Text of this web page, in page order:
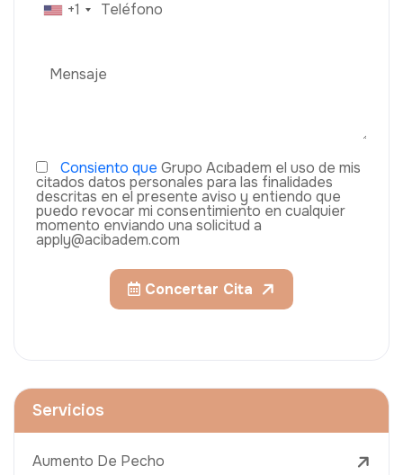
+1
Consiento que Grupo Acıbadem el uso de mis
citados datos personales para las finalidades
descritas en el presente aviso y entiendo que
puedo revocar mi consentimiento en cualquier
momento enviando una solicitud a
apply@acibadem.com
Concertar Cita
Servicios
Aumento De Pecho